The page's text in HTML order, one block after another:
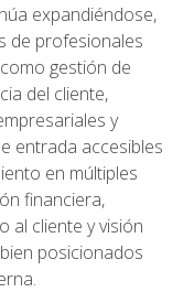
expandiéndose,
de profesionales
gestión de
del cliente,
y
entrada accesibles
en múltiples
financiera,
al cliente y visión
posicionados